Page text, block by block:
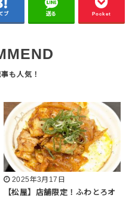
ブ 送る Pocket
2025年3月17日
【松屋】店舗限定！ふわとろオ